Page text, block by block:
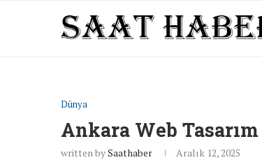
Dünya
Ankara Web Tasarım
written bySaathaber Aralık 12, 2025